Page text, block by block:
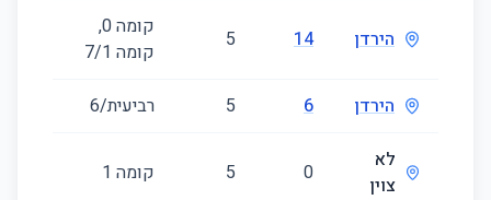
הירדן 14
5
קומה ‎0‏,
קומה ‎1‏/7
הירדן 6
5 רביעית/6
לא
צוין
0
5 קומה ‎1‏